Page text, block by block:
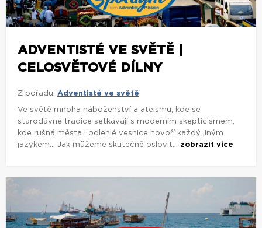
ADVENTISTÉ VE SVĚTĚ |
CELOSVĚTOVÉ DÍLNY
Z pořadu: Adventisté ve světě
Ve světě mnoha náboženství a ateismu, kde se
starodávné tradice setkávají s moderním skepticismem,
kde rušná města i odlehlé vesnice hovoří každý jiným
jazykem... Jak můžeme skutečně oslovit... zobrazit více